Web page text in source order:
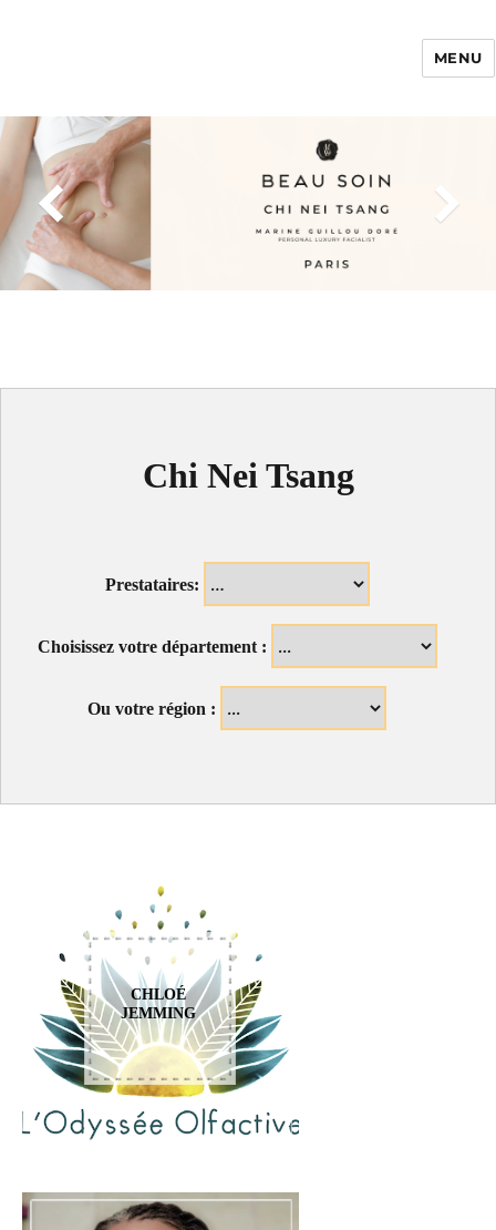
France
MENU
Chi Nei Tsang
Prestataires:
Choisissez votre département :
Ou votre région :
CHLOÉ
JEMMING